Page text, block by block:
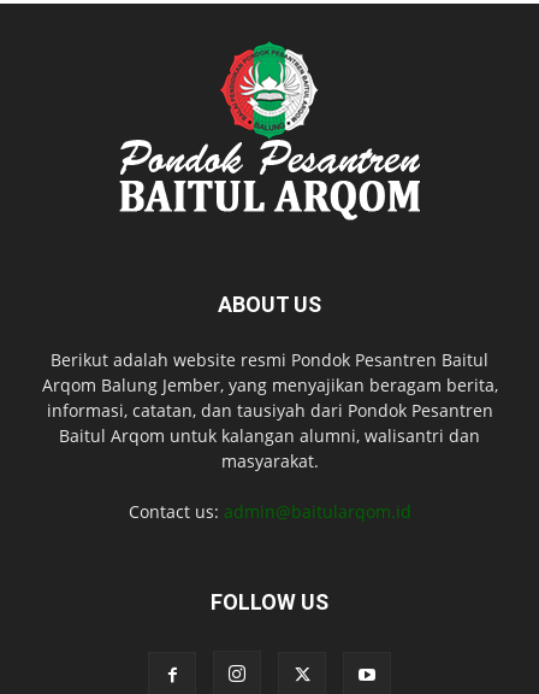
ABOUT US
Berikut adalah website resmi Pondok Pesantren Baitul
Arqom Balung Jember, yang menyajikan beragam berita,
informasi, catatan, dan tausiyah dari Pondok Pesantren
Baitul Arqom untuk kalangan alumni, walisantri dan
masyarakat.
Contact us: admin@baitularqom.id
FOLLOW US